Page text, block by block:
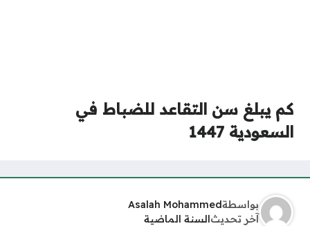
كم يبلغ سن التقاعد للضباط في
السعودية 1447
بواسطةAsalah Mohammed
آخر تحديثالسنة الماضية